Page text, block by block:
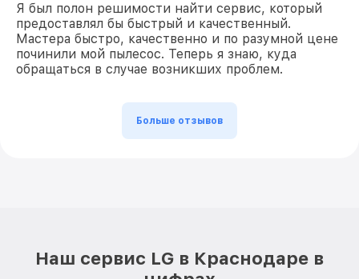
Я был полон решимости найти сервис, который
предоставлял бы быстрый и качественный.
Мастера быстро, качественно и по разумной цене
починили мой пылесос. Теперь я знаю, куда
обращаться в случае возникших проблем.
Больше отзывов
Наш сервис LG в Краснодаре в